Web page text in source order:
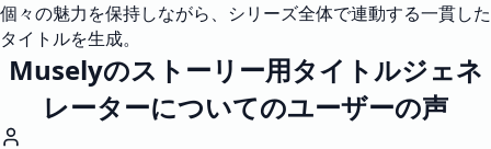
個々の魅力を保持しながら、シリーズ全体で連動する一貫した
タイトルを生成。
Muselyのストーリー用タイトルジェネ
レーターについてのユーザーの声